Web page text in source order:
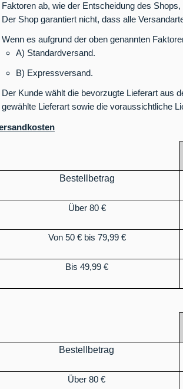
Faktoren ab, wie der Entscheidung des
Der Shop garantiert nicht, dass alle
Wenn es aufgrund der oben genannten
A) Standardversand.
B) Expressversand.
Der Kunde wählt die bevorzugte Lieferart aus
gewählte Lieferart sowie die voraussichtliche
Bestellbetrag
Über 80 €
Von 50 € bis 79,99 €
Bis 49,99 €
Bestellbetrag
Über 80 €